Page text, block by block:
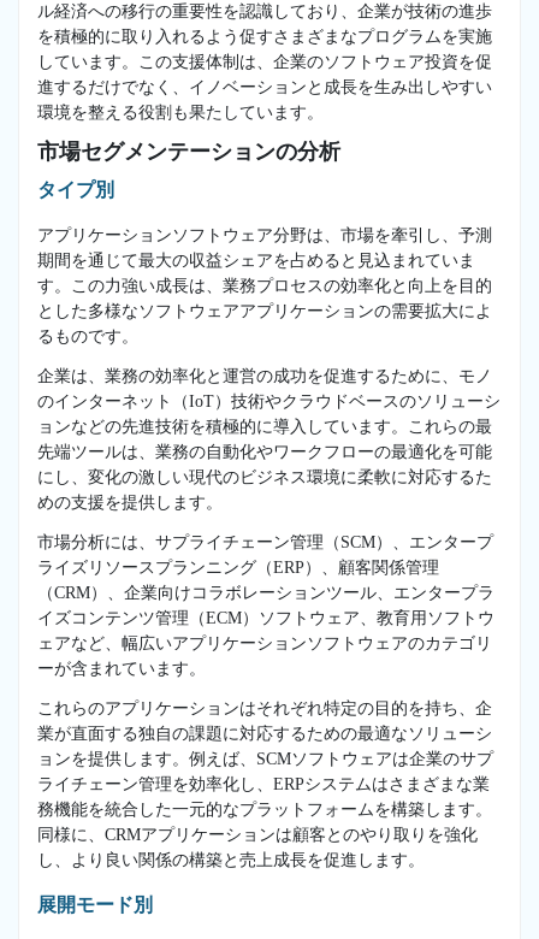
ル経済への移行の重要性を認識しており、企業が技術の進歩
を積極的に取り入れるよう促すさまざまなプログラムを実施
しています。この支援体制は、企業のソフトウェア投資を促
進するだけでなく、イノベーションと成長を生み出しやすい
環境を整える役割も果たしています。
市場セグメンテーションの分析
タイプ別
アプリケーションソフトウェア分野は、市場を牽引し、予測
期間を通じて最大の収益シェアを占めると見込まれていま
す。この力強い成長は、業務プロセスの効率化と向上を目的
とした多様なソフトウェアアプリケーションの需要拡大によ
るものです。
企業は、業務の効率化と運営の成功を促進するために、モノ
のインターネット（IoT）技術やクラウドベースのソリューシ
ョンなどの先進技術を積極的に導入しています。これらの最
先端ツールは、業務の自動化やワークフローの最適化を可能
にし、変化の激しい現代のビジネス環境に柔軟に対応するた
めの支援を提供します。
市場分析には、サプライチェーン管理（SCM）、エンタープ
ライズリソースプランニング（ERP）、顧客関係管理
（CRM）、企業向けコラボレーションツール、エンタープラ
イズコンテンツ管理（ECM）ソフトウェア、教育用ソフトウ
ェアなど、幅広いアプリケーションソフトウェアのカテゴリ
ーが含まれています。
これらのアプリケーションはそれぞれ特定の目的を持ち、企
業が直面する独自の課題に対応するための最適なソリューシ
ョンを提供します。例えば、SCMソフトウェアは企業のサプ
ライチェーン管理を効率化し、ERPシステムはさまざまな業
務機能を統合した一元的なプラットフォームを構築します。
同様に、CRMアプリケーションは顧客とのやり取りを強化
し、より良い関係の構築と売上成長を促進します。
展開モード別